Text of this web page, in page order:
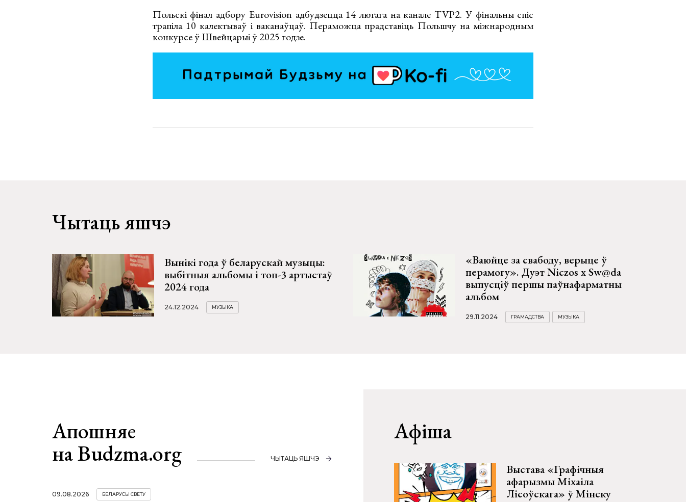
Польскі фінал адбору Eurovision адбудзецца 14 лютага на канале TVP2. У фінальны спіс
трапіла 10 калектываў і ваканаўцаў. Пераможца прадставіць Польшчу на міжнародным
конкурсе ў Швейцарыі ў 2025 годзе.
Чытаць яшчэ
Вынікі года ў беларускай музыцы:
выбітныя альбомы і топ-3 артыстаў
2024 года
24.12.2024 МУЗЫКА
«Ваюйце за свабоду, верыце ў
перамогу». Дуэт Niczos x Sw@da
выпусціў першы паўнафарматны
альбом
29.11.2024 ГРАМАДСТВА МУЗЫКА
Апошняе
на Budzma.org
ЧЫТАЦЬ ЯШЧЭ
09.08.2026 БЕЛАРУСЫ СВЕТУ
Афіша
Выстава «Графічныя
афарызмы Міхаіла
Лісоўскага» ў Мінску